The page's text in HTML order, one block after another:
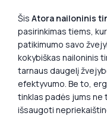
Šis Atora nailoninis
pasirinkimas tiems,
patikimumo savo
kokybiškas nailoninis
tarnaus daugelį
efektyvumo. Be to,
tinklas padės jums ne
išsaugoti